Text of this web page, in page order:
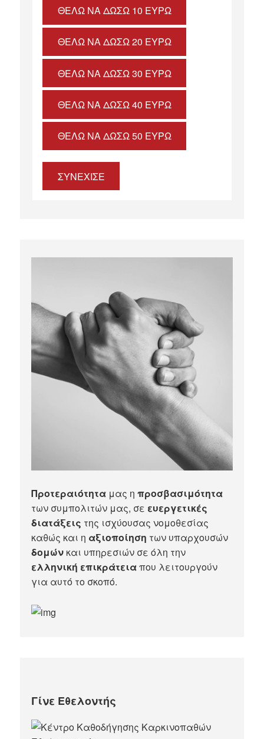
ΘΈΛΩ ΝΑ ΔΏΣΩ 10 ΕΥΡΏ
ΘΈΛΩ ΝΑ ΔΏΣΩ 20 ΕΥΡΏ
ΘΈΛΩ ΝΑ ΔΏΣΩ 30 ΕΥΡΏ
ΘΈΛΩ ΝΑ ΔΏΣΩ 40 ΕΥΡΏ
ΘΈΛΩ ΝΑ ΔΏΣΩ 50 ΕΥΡΏ
ΣΥΝΕΧΙΣΕ
Προτεραιότητα μας ηπροσβασιμότητα
των συμπολιτών μας, σε ευεργετικές
διατάξεις της ισχύουσας νομοθεσίας
καθώς και η αξιοποίηση των υπαρχουσών
δομών και υπηρεσιών σε όλη την
ελληνική επικράτειαπου λειτουργούν
για αυτό το σκοπό.​
Γίνε Εθελοντής